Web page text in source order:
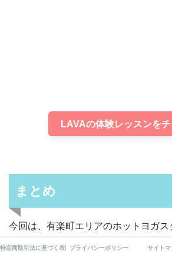
LAVAの体験レッスンを
まとめ
今回は、有楽町エリアのホットヨガ
しました。
特定商取引法に基づく表記プライバシーポリシー サイトマ